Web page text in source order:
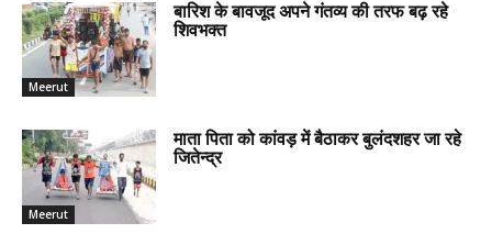
Meerut
बारिश के बावजूद अपने गंतव्य की तरफ बढ़ रहे
शिवभक्त
Meerut
माता पिता को कांवड़ में बैठाकर बुलंदशहर जा रहे
जितेन्द्र